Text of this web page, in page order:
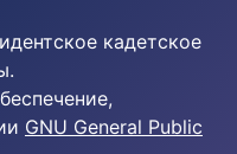
кадетское
GNU General Public